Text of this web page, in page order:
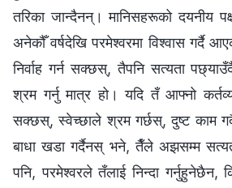
तरिका जान्दैनन्। मानिसहरूको दयनीय
अनेकौँ वर्षदेखि परमेश्‍वरमा विश्‍वास गर्दै
निर्वाह गर्न सक्छस्, तैपनि सत्यता
श्रम गर्नु मात्र हो। यदि तँ आफ्नो कर्तव्य
सक्छस्, स्वेच्छाले श्रम गर्छस्, दुष्ट काम
बाधा खडा गर्दैनस् भने, तैँले अझसम्म
पनि, परमेश्‍वरले तँलाई निन्दा गर्नुहुनेछैन,